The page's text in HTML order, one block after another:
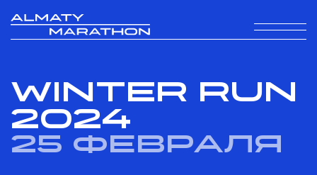
WINTER RUN
2024
25 февраля